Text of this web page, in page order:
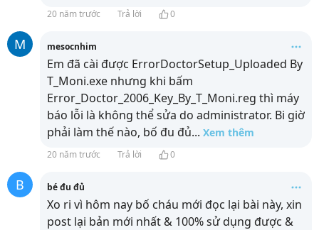
20 năm trước Trả lời 0
M mesocnhim
Em đã cài được ErrorDoctorSetup_Uploaded By
T_Moni.exe nhưng khi bấm
Error_Doctor_2006_Key_By_T_Moni.reg thì máy
báo lỗi là không thể sửa do administrator. Bi giờ
phải làm thế nào, bố đu đủ... Xem thêm
20 năm trước Trả lời 0
B bé đu đủ
Xo ri vì hôm nay bố cháu mới đọc lại bài này, xin
post lại bản mới nhất & 100% sử dụng được &